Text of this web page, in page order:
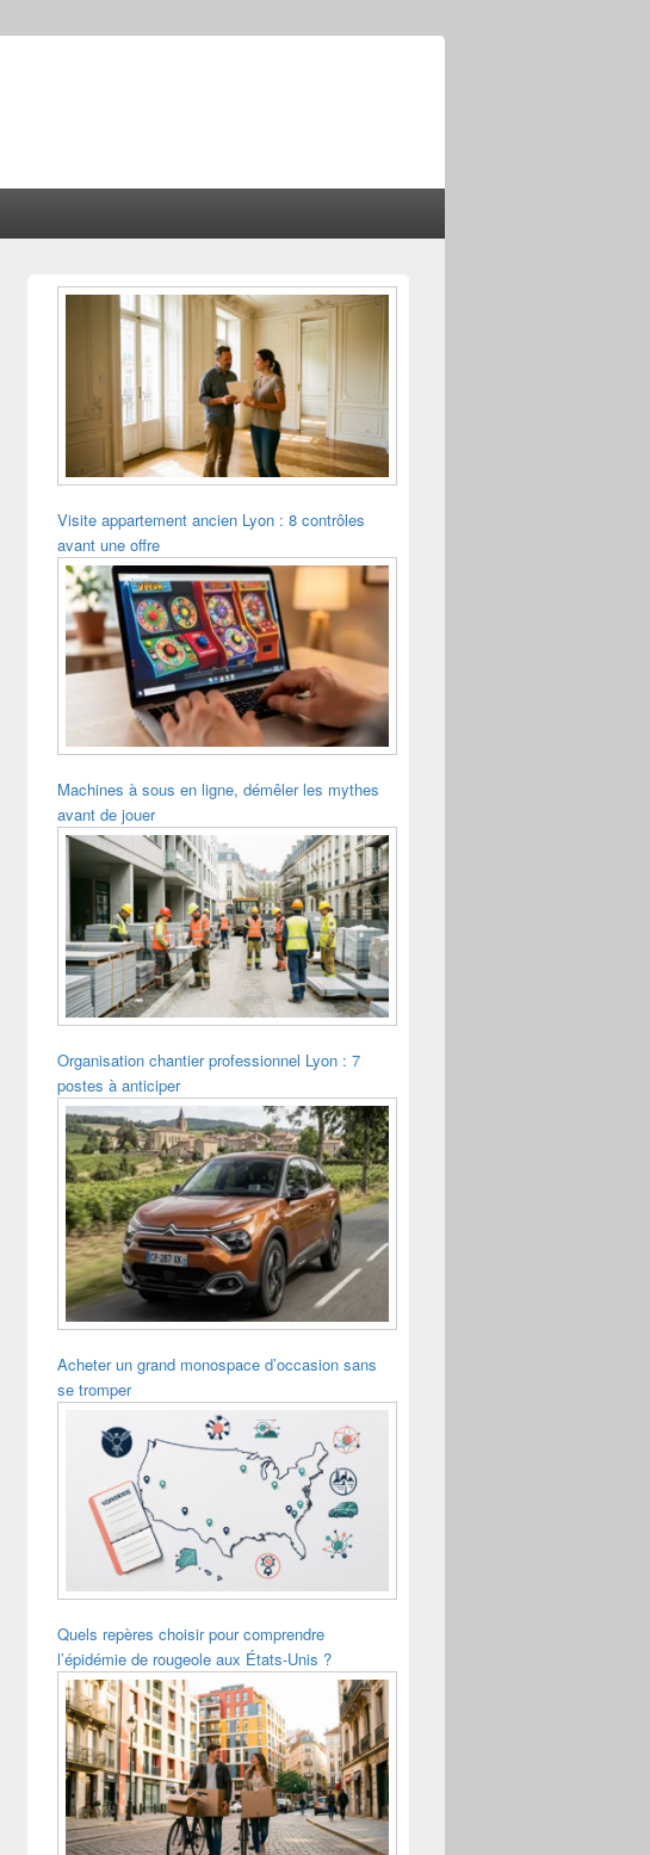
Zone
Visite appartement ancien Lyon : 8 contrôles
avant une offre
Machines à sous en ligne, démêler les mythes
avant de jouer
Organisation chantier professionnel Lyon : 7
postes à anticiper
Acheter un grand monospace d’occasion sans
se tromper
Quels repères choisir pour comprendre
l’épidémie de rougeole aux États-Unis ?